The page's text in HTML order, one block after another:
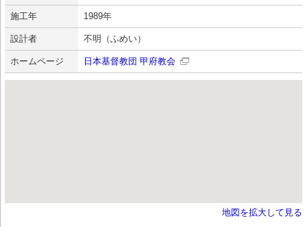
施工年 1989年
設計者 不明（ふめい）
ホームページ 日本基督教団 甲府教会
地図を拡大して見る